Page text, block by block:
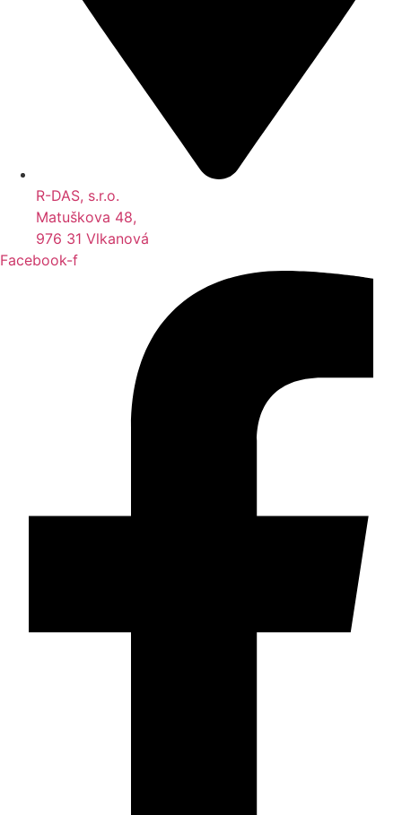
R-DAS, s.r.o.
Matuškova 48,
976 31 Vlkanová
Facebook-f